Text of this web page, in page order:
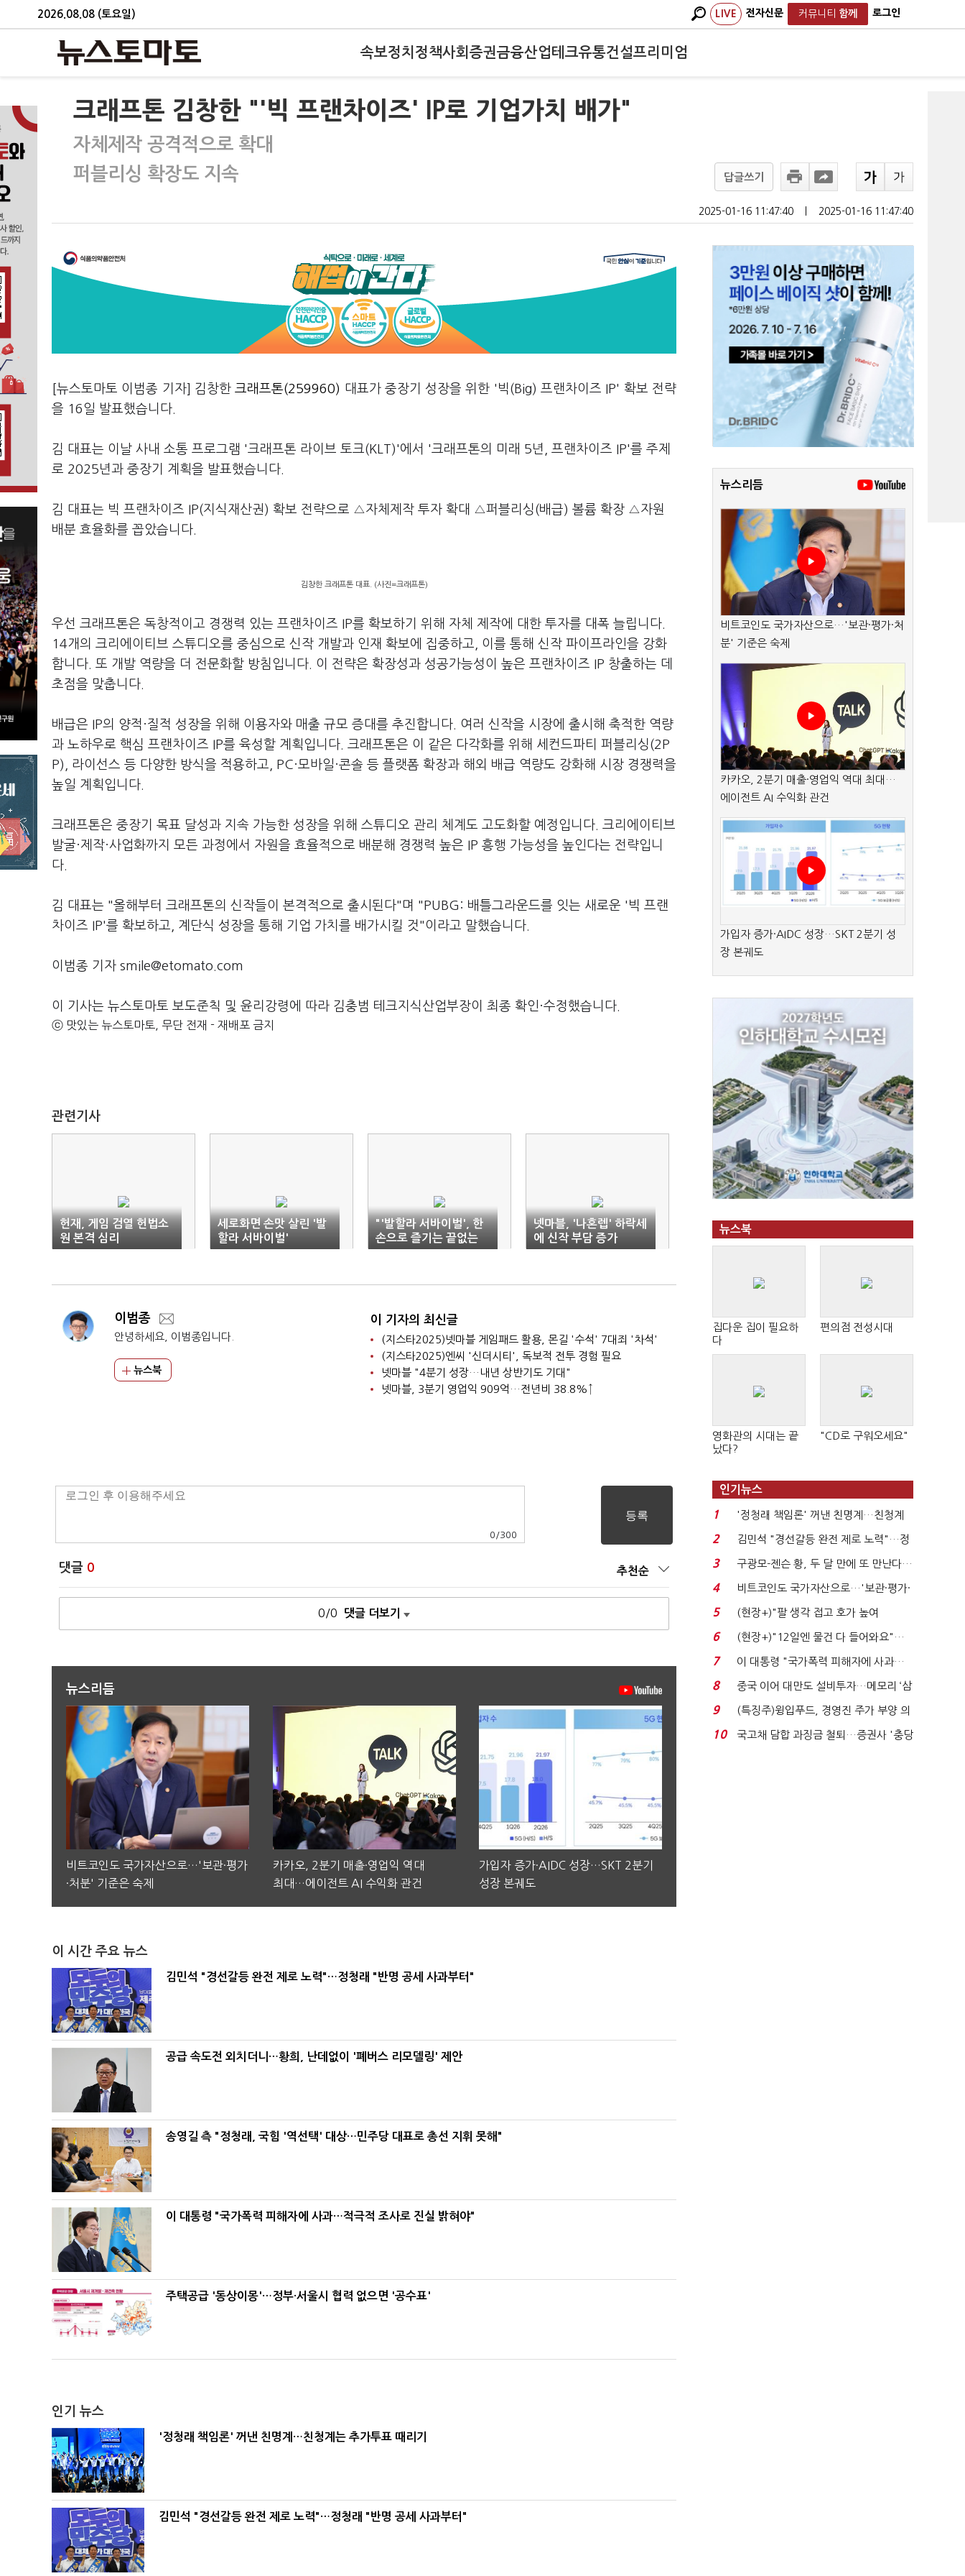
2026.08.08 (토요일) LIVE 전자신문 커뮤니티 함께 로그인
속보정치 정책사회 증권금융산업테크유통건설프리미엄
크래프톤 김창한 "'빅 프랜차이즈' IP로 기업가치 배가"
자체제작 공격적으로 확대
퍼블리싱 확장도 지속
답글쓰기
2025-01-16 11:47:40 2025-01-16 11:47:40
[뉴스토마토 이범종 기자] 김창한크래프톤(259960) 대표가 중장기 성장을 위한 '빅(Big) 프랜차이즈 IP' 확보 전략
을 16일 발표했습니다.
김 대표는 이날 사내 소통 프로그램 '크래프톤 라이브 토크(KLT)'에서 '크래프톤의 미래 5년, 프랜차이즈 IP'를 주제
로 2025년과 중장기 계획을 발표했습니다.
김 대표는 빅 프랜차이즈 IP(지식재산권) 확보 전략으로 △자체제작 투자 확대 △퍼블리싱(배급) 볼륨 확장 △자원
배분 효율화를 꼽았습니다.
김창한 크래프톤 대표. (사진=크래프톤)
우선 크래프톤은 독창적이고 경쟁력 있는 프랜차이즈 IP를 확보하기 위해 자체 제작에 대한 투자를 대폭 늘립니다.
14개의 크리에이티브 스튜디오를 중심으로 신작 개발과 인재 확보에 집중하고, 이를 통해 신작 파이프라인을 강화
합니다. 또 개발 역량을 더 전문화할 방침입니다. 이 전략은 확장성과 성공가능성이 높은 프랜차이즈 IP 창출하는 데
초점을 맞춥니다.
배급은 IP의 양적·질적 성장을 위해 이용자와 매출 규모 증대를 추진합니다. 여러 신작을 시장에 출시해 축적한 역량
과 노하우로 핵심 프랜차이즈 IP를 육성할 계획입니다. 크래프톤은 이 같은 다각화를 위해 세컨드파티 퍼블리싱(2P
P), 라이선스 등 다양한 방식을 적용하고, PC·모바일·콘솔 등 플랫폼 확장과 해외 배급 역량도 강화해 시장 경쟁력을
높일 계획입니다.
크래프톤은 중장기 목표 달성과 지속 가능한 성장을 위해 스튜디오 관리 체계도 고도화할 예정입니다. 크리에이티브
발굴·제작·사업화까지 모든 과정에서 자원을 효율적으로 배분해 경쟁력 높은 IP 흥행 가능성을 높인다는 전략입니
다.
김 대표는 "올해부터 크래프톤의 신작들이 본격적으로 출시된다"며 "PUBG: 배틀그라운드를 잇는 새로운 '빅 프랜
차이즈 IP'를 확보하고, 계단식 성장을 통해 기업 가치를 배가시킬 것"이라고 말했습니다.
이범종 기자 smile@etomato.com
이 기사는 뉴스토마토 보도준칙 및 윤리강령에 따라 김충범 테크지식산업부장이 최종 확인·수정했습니다.
ⓒ 맛있는 뉴스토마토, 무단 전재 - 재배포 금지
관련기사
헌재, 게임 검열 헌법소
원 본격 심리
세로화면 손맛 살린 '발
할라 서바이벌'
"'발할라 서바이벌', 한
손으로 즐기는 끝없는
재미"
넷마블, '나혼렙' 하락세
에 신작 부담 증가
이범종
안녕하세요, 이범종입니다.
뉴스북
이 기자의 최신글
(지스타2025)넷마블 게임패드 활용, 몬길 '수석' 7대죄 '차석'
(지스타2025)엔씨 '신더시티', 독보적 전투 경험 필요
넷마블 "4분기 성장…내년 상반기도 기대"
넷마블, 3분기 영업익 909억…전년비 38.8%↑
0 /300
댓글 0 추천순
0/0 댓글 더보기
뉴스리듬
비트코인도 국가자산으로…'보관·평가
·처분' 기준은 숙제
카카오, 2분기 매출·영업익 역대
최대…에이전트 AI 수익화 관건
가입자 증가·AIDC 성장…SKT 2분기
성장 본궤도
이 시간 주요 뉴스
김민석 "경선갈등 완전 제로 노력"…정청래 "반명 공세 사과부터"
공급 속도전 외치더니…황희, 난데없이 '폐버스 리모델링' 제안
송영길 측 "정청래, 국힘 '역선택' 대상…민주당 대표로 총선 지휘 못해"
이 대통령 "국가폭력 피해자에 사과…적극적 조사로 진실 밝혀야"
주택공급 '동상이몽'…정부·서울시 협력 없으면 '공수표'
인기 뉴스
'정청래 책임론' 꺼낸 친명계…친청계는 추가투표 때리기
김민석 "경선갈등 완전 제로 노력"…정청래 "반명 공세 사과부터"
뉴스리듬
비트코인도 국가자산으로…'보관·평가·처
분' 기준은 숙제
카카오, 2분기 매출·영업익 역대 최대…
에이전트 AI 수익화 관건
가입자 증가·AIDC 성장…SKT 2분기 성
장 본궤도
뉴스북
집다운 집이 필요하
다
편의점 전성시대
영화관의 시대는 끝
났다?
"CD로 구워오세요"
인기뉴스
1
'정청래 책임론' 꺼낸 친명계…친청계
는 추가투표 때리기...
2
김민석 "경선갈등 완전 제로 노력"…정
청래 "반명 공세 사...
3
구광모-젠슨 황, 두 달 만에 또 만난다…
로봇·AI 등 논...
4
비트코인도 국가자산으로…'보관·평가·
처분' 기준은 ...
5
(현장+)"팔 생각 접고 호가 높여
요"…'덜 똘똘한 한 채' 20...
6
(현장+)"12일엔 물건 다 들어와요"…
빈 매대 채우며 문 연 ...
7
이 대통령 "국가폭력 피해자에 사과…
적극적 조사로 진...
8
중국 이어 대만도 설비투자…메모리 ‘삼
국전쟁’
9
(특징주)윙입푸드, 경영진 주가 부양 의
지에 상한가...
10
국고채 담합 과징금 철퇴…증권사 '충당